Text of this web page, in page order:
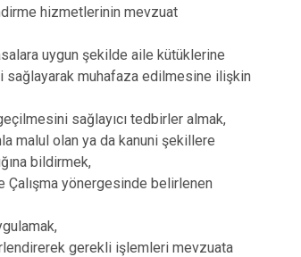
Gebze
Kandıra
Karamürsel
Körfez
Derince
Başiskele
hizmetlerinin mevzuat
uygun şekilde aile kütüklerine
muhafaza edilmesine ilişkin
sağlayıcı tedbirler almak,
malul olan ya da kanuni şekillere
bildirmek,
yönergesinde belirlenen
gerekli işlemleri mevzuata